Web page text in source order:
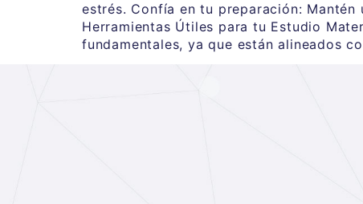
estrés. Confía en tu preparación:
Herramientas Útiles para tu Estudio
fundamentales, ya que están alineados